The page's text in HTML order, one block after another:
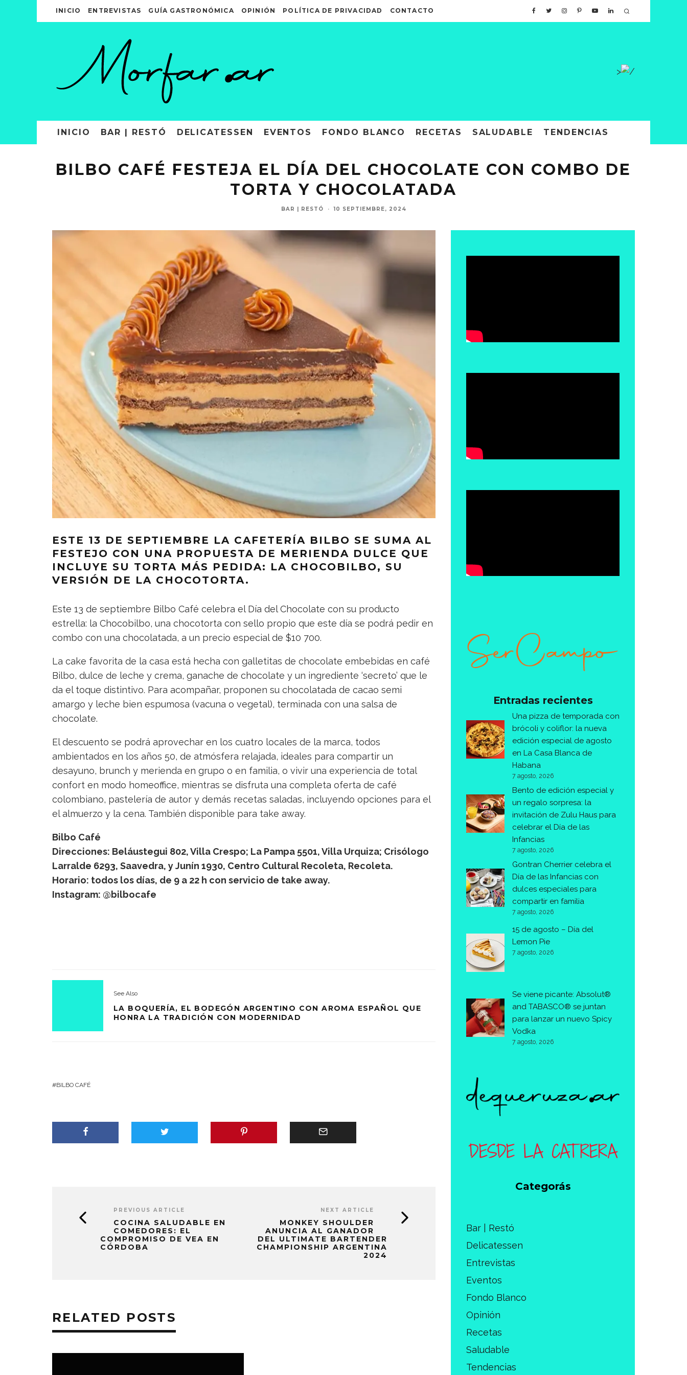
INICIO ENTREVISTAS GUÍA GASTRONÓMICA OPINIÓN POLÍTICA DE PRIVACIDAD CONTACTO
>
INICIO BAR | RESTÓ DELICATESSEN EVENTOS FONDO BLANCO RECETAS SALUDABLE TENDENCIAS
BILBO CAFÉ FESTEJA EL DÍA DEL CHOCOLATE CON COMBO DE
TORTA Y CHOCOLATADA
BAR | RESTÓ · 10 SEPTIEMBRE, 2024
ESTE 13 DE SEPTIEMBRE LA CAFETERÍA BILBO SE SUMA AL
FESTEJO CON UNA PROPUESTA DE MERIENDA DULCE QUE
INCLUYE SU TORTA MÁS PEDIDA: LA CHOCOBILBO, SU
VERSIÓN DE LA CHOCOTORTA.
Este 13 de septiembre Bilbo Café celebra el Día del Chocolate con su producto
estrella: la Chocobilbo, una chocotorta con sello propio que este día se podrá pedir en
combo con una chocolatada, a un precio especial de $10 700.
La cake favorita de la casa está hecha con galletitas de chocolate embebidas en café
Bilbo, dulce de leche y crema, ganache de chocolate y un ingrediente ‘secreto’ que le
da el toque distintivo. Para acompañar, proponen su chocolatada de cacao semi
amargo y leche bien espumosa (vacuna o vegetal), terminada con una salsa de
chocolate.
El descuento se podrá aprovechar en los cuatro locales de la marca, todos
ambientados en los años 50, de atmósfera relajada, ideales para compartir un
desayuno, brunch y merienda en grupo o en familia, o vivir una experiencia de total
confort en modo homeoffice, mientras se disfruta una completa oferta de café
colombiano, pastelería de autor y demás recetas saladas, incluyendo opciones para el
el almuerzo y la cena. También disponible para take away.
Bilbo Café
Direcciones: Beláustegui 802, Villa Crespo; La Pampa 5501, Villa Urquiza; Crisólogo
Larralde 6293, Saavedra, y Junín 1930, Centro Cultural Recoleta, Recoleta.
Horario: todos los días, de 9 a 22 h con servicio de take away.
Instagram: @bilbocafe
See Also
LA BOQUERÍA, EL BODEGÓN ARGENTINO CON AROMA ESPAÑOL QUE
HONRA LA TRADICIÓN CON MODERNIDAD
BILBO CAFÉ
PREVIOUS ARTICLE
COCINA SALUDABLE EN
COMEDORES: EL
COMPROMISO DE VEA EN
CÓRDOBA
NEXT ARTICLE
MONKEY SHOULDER
ANUNCIA AL GANADOR
DEL ULTIMATE BARTENDER
CHAMPIONSHIP ARGENTINA
2024
RELATED POSTS
Entradas recientes
Una pizza de temporada con
brócoli y coliflor: la nueva
edición especial de agosto
en La Casa Blanca de
Habana
7 agosto, 2026
Bento de edición especial y
un regalo sorpresa: la
invitación de Zulu Haus para
celebrar el Día de las
Infancias
7 agosto, 2026
Gontran Cherrier celebra el
Día de las Infancias con
dulces especiales para
compartir en familia
7 agosto, 2026
15 de agosto – Día del
Lemon Pie
7 agosto, 2026
Se viene picante: Absolut®
and TABASCO® se juntan
para lanzar un nuevo Spicy
Vodka
7 agosto, 2026
Categorás
Bar | Restó
Delicatessen
Entrevistas
Eventos
Fondo Blanco
Opinión
Recetas
Saludable
Tendencias